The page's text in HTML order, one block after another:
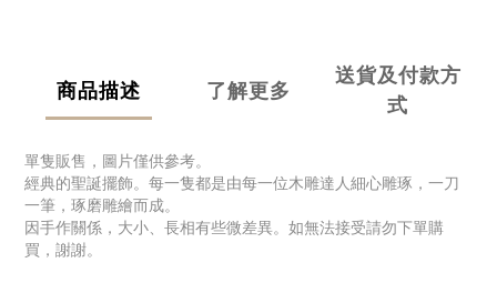
商品描述 了解更多
送貨及付款方
式
單隻販售，圖片僅供參考。
經典的聖誕擺飾。每一隻都是由每一位木雕達人細心雕琢，一刀
一筆，琢磨雕繪而成。
因手作關係，大小、長相有些微差異。如無法接受請勿下單購
買，謝謝。